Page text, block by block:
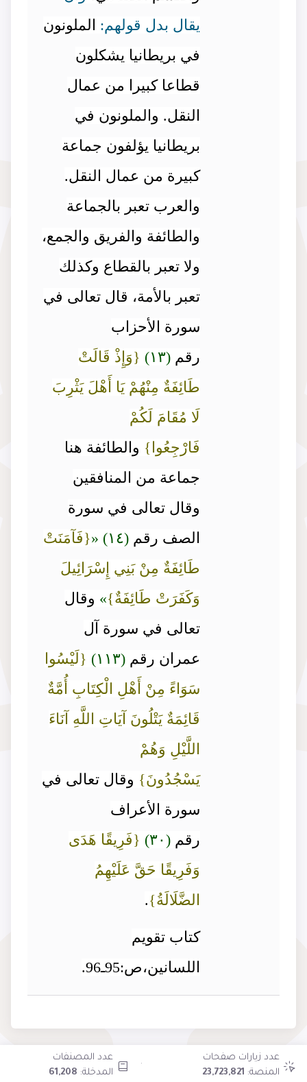
يقال بدل قولهم: الملونون
في بريطانيا يشكلون
قطاعا كبيرا من عمال
النقل. والملونون في
بريطانيا يؤلفون جماعة
كبيرة من عمال النقل.
والعرب تعبر بالجماعة
والطائفة والفريق والجمع،
ولا تعبر بالقطاع وكذلك
تعبر بالأمة، قال تعالى في
سورة الأحزاب
رقم (١٣)
{وَإِذْ قَالَتْ
طَائِفَةٌ مِنْهُمْ يَا أَهْلَ يَثْرِبَ
لَا مُقَامَ لَكُمْ
فَارْجِعُوا} والطائفة هنا
جماعة من المنافقين
وقال تعالى في سورة
الصف رقم (١٤) «{فَآمَنَتْ
طَائِفَةٌ مِنْ بَنِي إِسْرَائِيلَ
وَكَفَرَتْ طَائِفَةٌ}» وقال
تعالى في سورة آل
عمران رقم (١١٣)
{لَيْسُوا
سَوَاءً مِنْ أَهْلِ الْكِتَابِ أُمَّةٌ
قَائِمَةٌ يَتْلُونَ آيَاتِ اللَّهِ آنَاءَ
اللَّيْلِ وَهُمْ
يَسْجُدُونَ} وقال تعالى في
سورة الأعراف
رقم (٣٠)
{فَرِيقًا هَدَى
وَفَرِيقًا حَقَّ عَلَيْهِمُ
الضَّلَالَةُ}.
كتاب تقويم
اللسانين،ص:95ـ96.
عدد زيارات صفحات
المنصة: 23,723,821
·
عدد المصنفات
المدخلة: 61,208